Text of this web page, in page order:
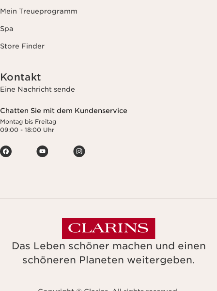
Mein Treueprogramm
Spa
Store Finder
Kontakt
Eine Nachricht sende
Chatten Sie mit dem Kundenservice
Montag bis Freitag
09:00 - 18:00 Uhr
Das Leben schöner machen und einen
schöneren Planeten weitergeben.